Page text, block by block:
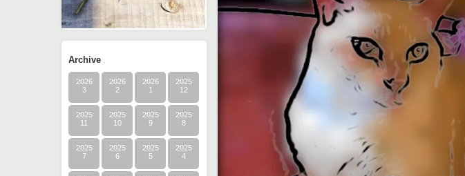
Archive
2026
3
2026
2
2026
1
2025
12
2025
11
2025
10
2025
9
2025
8
2025
7
2025
6
2025
5
2025
4